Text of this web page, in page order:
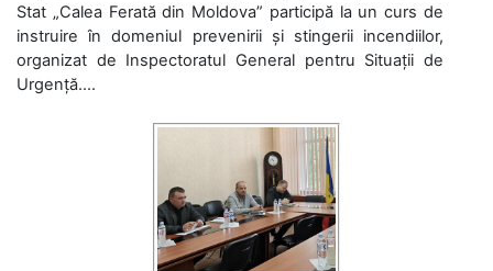
Stat „Calea Ferată din Moldova” participă la un curs de
instruire în domeniul prevenirii și stingerii incendiilor,
organizat de Inspectoratul General pentru Situații de
Urgență....